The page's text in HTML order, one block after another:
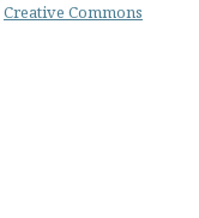
Creative Commons